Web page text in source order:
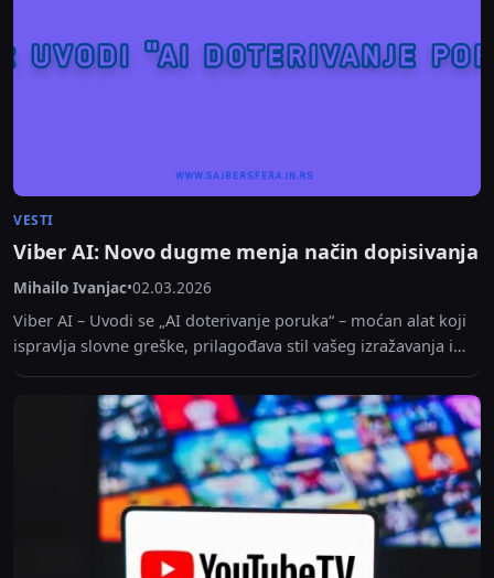
VESTI
Viber AI: Novo dugme menja način dopisivanja
Mihailo Ivanjac•02.03.2026
Viber AI – Uvodi se „AI doterivanje poruka“ – moćan alat koji
ispravlja slovne greške, prilagođava stil vašeg izražavanja i
prevodi poruke u realnom...